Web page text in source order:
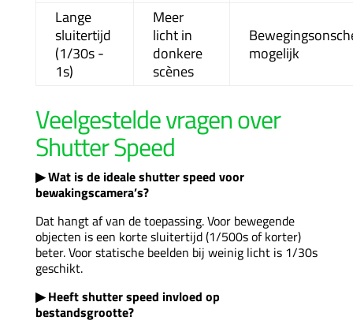
Lange
sluitertijd
(1/30s -
1s)
Meer
licht in
donkere
scènes
mogelijk
Veelgestelde vragen over
Shutter Speed
▶ Wat is de ideale shutter speed voor
bewakingscamera’s?
Dat hangt af van de toepassing. Voor bewegende
objecten is een korte sluitertijd (1/500s of korter)
beter. Voor statische beelden bij weinig licht is 1/30s
geschikt.
▶ Heeft shutter speed invloed op
bestandsgrootte?